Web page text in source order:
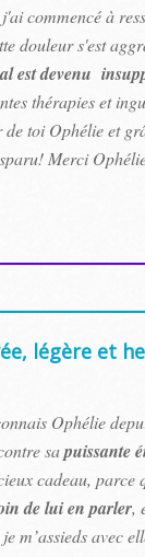
commencé à
douleur s'est
est devenu
thérapies et
toi Ophélie et
Merci
légère et
Ophélie
sapuissante
cadeau, parce
de lui en parler,
m’assieds avec